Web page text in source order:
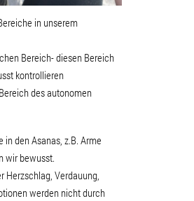
in unserem
Bereich- diesen Bereich
kontrollieren
des autonomen
in den Asanas, z.B. Arme
wir bewusst.
Herzschlag, Verdauung,
werden nicht durch